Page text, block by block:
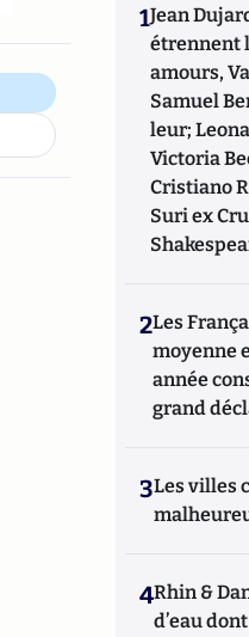
1Jean
étrennent
amours,
Samuel
leur;
Victoria
Cristiano
Suri ex
2Les
moyenne
année
grand
3Les villes
4Rhin &
d’eau